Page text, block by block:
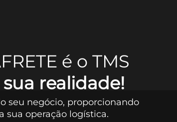
é o TMS
sua realidade!
seu negócio, proporcionando
sua operação logística.